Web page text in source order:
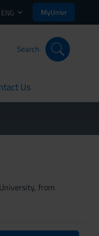
ENG MyUnivr
Search
Us
from